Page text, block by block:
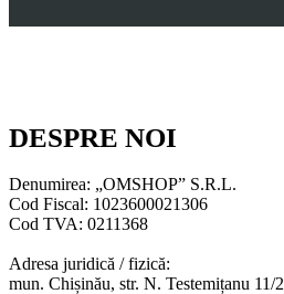
DESPRE NOI
Denumirea: „OMSHOP” S.R.L.
Cod Fiscal: 1023600021306
Cod TVA: 0211368
Adresa juridică / fizică:
mun. Chișinău, str. N. Testemițanu 11/2